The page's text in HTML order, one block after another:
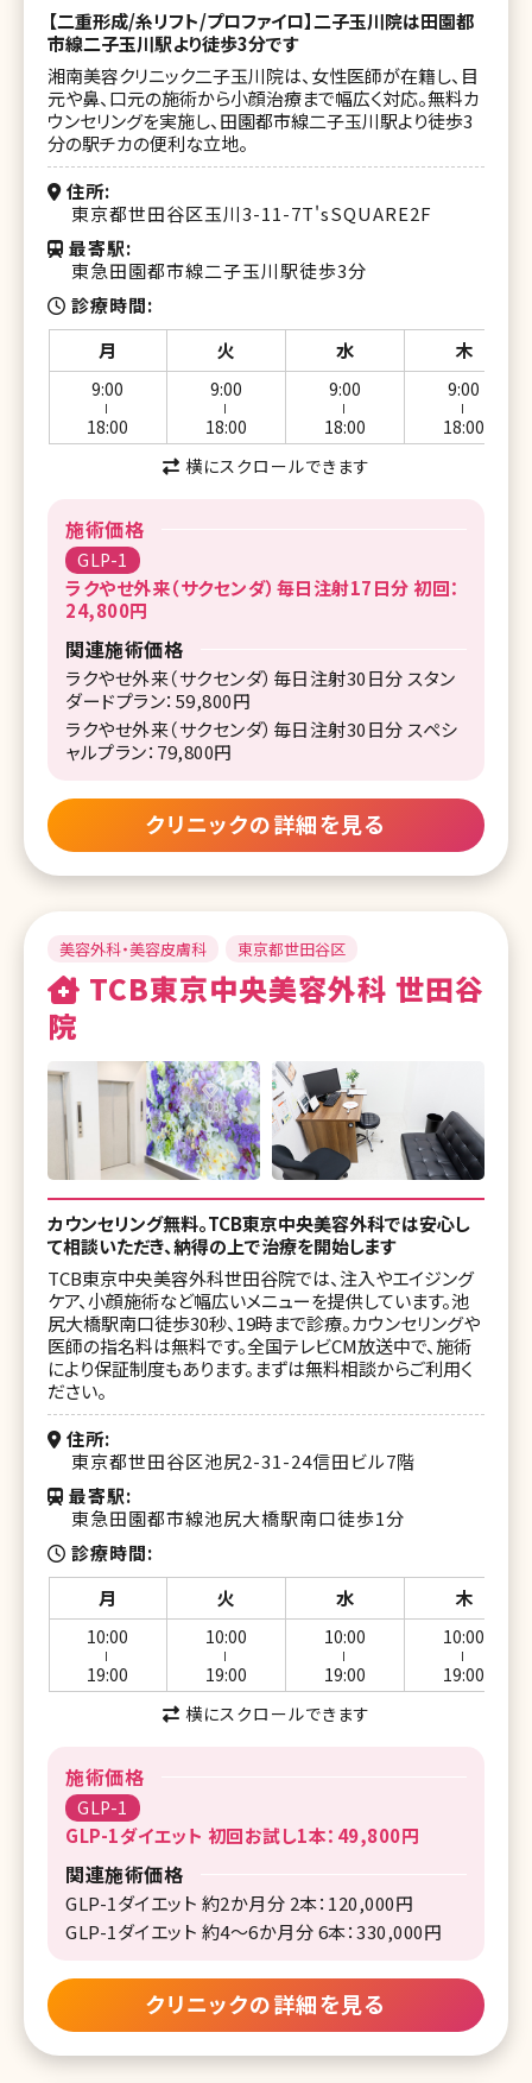
【二重形成/糸リフト/プロファイロ】二子玉川院は田園都
市線二子玉川駅より徒歩3分です
湘南美容クリニック二子玉川院は、女性医師が在籍し、目
元や鼻、口元の施術から小顔治療まで幅広く対応。無料カ
ウンセリングを実施し、田園都市線二子玉川駅より徒歩3
分の駅チカの便利な立地。
住所
東京都世田谷区玉川3-11-7T'sSQUARE2F
最寄駅
東急田園都市線二子玉川駅徒歩3分
診療時間
月
火 水 木
9:00
18:00
9:00
18:00
9:00
18:00
9:00
18:00
横にスクロールできます
施術価格
GLP-1
ラクやせ外来（サクセンダ）毎日注射17日分 初回：
24,800円
関連施術価格
ラクやせ外来（サクセンダ）毎日注射30日分 スタン
ダードプラン：59,800円
ラクやせ外来（サクセンダ）毎日注射30日分 スペシ
ャルプラン：79,800円
クリニックの詳細を見る
美容外科・美容皮膚科 東京都世田谷区
TCB東京中央美容外科 世田谷
院
カウンセリング無料。TCB東京中央美容外科では安心し
て相談いただき、納得の上で治療を開始します
TCB東京中央美容外科世田谷院では、注入やエイジング
ケア、小顔施術など幅広いメニューを提供しています。池
尻大橋駅南口徒歩30秒、19時まで診療。カウンセリングや
医師の指名料は無料です。全国テレビCM放送中で、施術
により保証制度もあります。まずは無料相談からご利用く
ださい。
住所
東京都世田谷区池尻2-31-24信田ビル7階
最寄駅
東急田園都市線池尻大橋駅南口徒歩1分
診療時間
月
火 水 木
10:00
19:00
10:00
19:00
10:00
19:00
10:00
19:00
横にスクロールできます
施術価格
GLP-1
GLP-1ダイエット 初回お試し1本：49,800円
関連施術価格
GLP-1ダイエット 約2か月分 2本：120,000円
GLP-1ダイエット 約4～6か月分 6本：330,000円
クリニックの詳細を見る